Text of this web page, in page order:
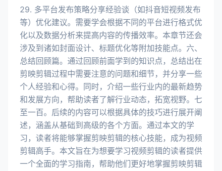
29. 多平台发布策略分享经验谈（如抖音短视频发布
等）优化建议。需要学会根据不同的平台进行格式优
化以及数据分析来提高内容的传播效率。本章节还会
涉及到诸如封面设计、标题优化等附加技能点。六、
总结回顾篇。通过回顾前面学到的知识点，总结出在
剪映剪辑过程中需要注意的问题和细节，并分享一些
个人经验和心得。同时，介绍一些行业内的最新趋势
和发展方向，帮助读者了解行业动态，拓宽视野。七
至一百。后续的内容可以根据具体的技巧进行展开阐
述，涵盖从基础到高级的各个方面。通过本文的学
习，读者将能够掌握剪映剪辑的核心技能，成为视频
剪辑高手。本文旨在为想要学习视频剪辑的读者提供
一个全面的学习指南，帮助他们更好地掌握剪映剪辑